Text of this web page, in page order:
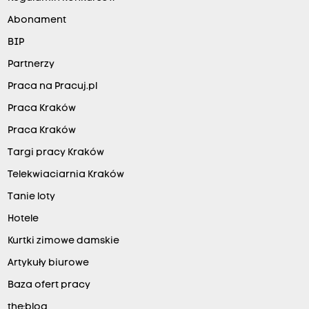
Abonament
BIP
Partnerzy
Praca na Pracuj.pl
Praca Kraków
Praca Kraków
Targi pracy Kraków
Telekwiaciarnia Kraków
Tanie loty
Hotele
Kurtki zimowe damskie
Artykuły biurowe
Baza ofert pracy